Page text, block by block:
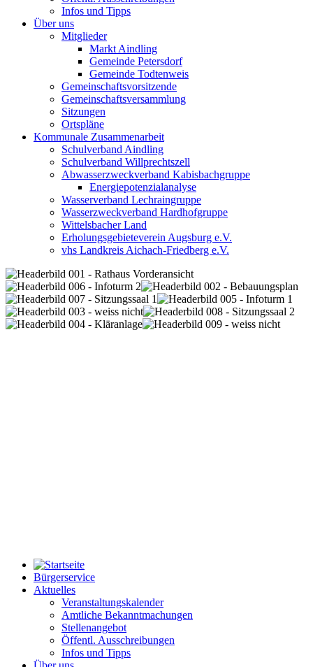
Infos und Tipps
Über uns
Mitglieder
Markt Aindling
Gemeinde Petersdorf
Gemeinde Todtenweis
Gemeinschaftsvorsitzende
Gemeinschaftsversammlung
Sitzungen
Ortspläne
Kommunale Zusammenarbeit
Schulverband Aindling
Schulverband Willprechtszell
Abwasserzweckverband Kabisbachgruppe
Energiepotenzialanalyse
Wasserverband Lechraingruppe
Wasserzweckverband Hardhofgruppe
Wittelsbacher Land
Erholungsgebieteverein Augsburg e.V.
vhs Landkreis Aichach-Friedberg e.V.
Bürgerservice
Aktuelles
Veranstaltungskalender
Amtliche Bekanntmachungen
Stellenangebot
Öffentl. Ausschreibungen
Infos und Tipps